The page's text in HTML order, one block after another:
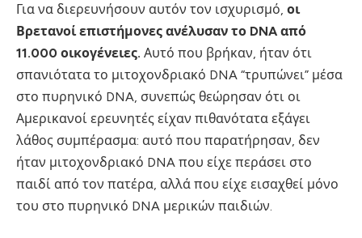
Για να διερευνήσουν αυτόν τον ισχυρισμό, οι
Βρετανοί επιστήμονες ανέλυσαν το DNA από
11.000 οικογένειες. Αυτό που βρήκαν, ήταν ότι
σπανιότατα το μιτοχονδριακό DNA “τρυπώνει” μέσα
στο πυρηνικό DNA, συνεπώς θεώρησαν ότι οι
Αμερικανοί ερευνητές είχαν πιθανότατα εξάγει
λάθος συμπέρασμα: αυτό που παρατήρησαν, δεν
ήταν μιτοχονδριακό DNA που είχε περάσει στο
παιδί από τον πατέρα, αλλά που είχε εισαχθεί μόνο
του στο πυρηνικό DNA μερικών παιδιών.